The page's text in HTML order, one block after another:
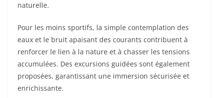
naturelle.
Pour les moins sportifs, la simple contemplation des
eaux et le bruit apaisant des courants contribuent à
renforcer le lien à la nature et à chasser les tensions
accumulées. Des excursions guidées sont également
proposées, garantissant une immersion sécurisée et
enrichissante.